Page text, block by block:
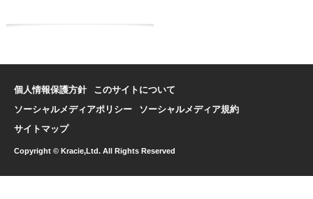
個人情報保護方針
このサイトについて
ソーシャルメディアポリシー
ソーシャルメディア規約
サイトマップ
Copyright © Kracie,Ltd. All Rights Reserved